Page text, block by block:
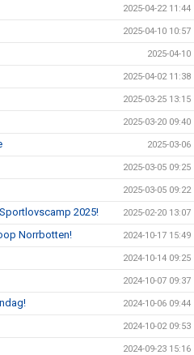
2025-04-22 11:44
2025-04-10 10:57
2025-04-10
2025-04-02 11:38
2025-03-25 13:15
2025-03-20 09:40
2025-03-06
2025-03-05 09:25
2025-03-05 09:22
2025! 2025-02-20 13:07
Norrbotten! 2024-10-17 15:49
2024-10-14 09:25
2024-10-07 09:37
2024-10-06 09:44
2024-10-02 09:53
2024-09-23 15:16